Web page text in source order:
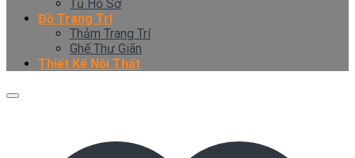
Tủ Hồ Sơ
Đồ Trang Trí
Thảm Trang Trí
Ghế Thư Giãn
Thiết Kế Nội Thất